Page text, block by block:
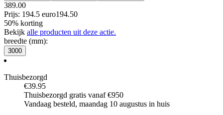
389.00
Prijs: 194.5 euro194.50
50% korting
Bekijk alle producten uit deze actie.
breedte (mm):
3000
Thuisbezorgd
€39.95
Thuisbezorgd gratis vanaf €950
Vandaag besteld, maandag 10 augustus in huis